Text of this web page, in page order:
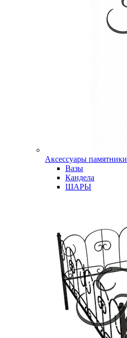
Аксессуары памятники
Вазы
Кандела
ШАРЫ